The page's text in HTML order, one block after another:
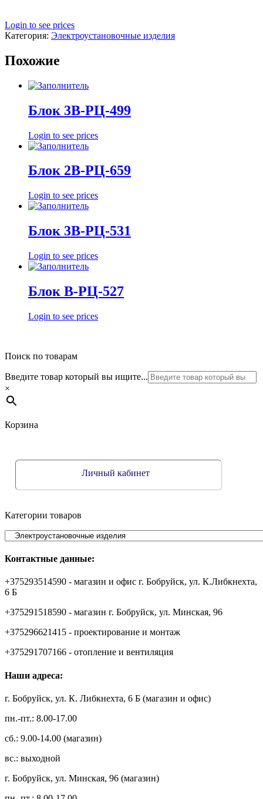
Login to see prices
Категория: Электроустановочные изделия
Похожие
Блок 3В-РЦ-499
Login to see prices
Блок 2В-РЦ-659
Login to see prices
Блок 3В-РЦ-531
Login to see prices
Блок В-РЦ-527
Login to see prices
Поиск по товарам
Введите товар который вы ищите...
×
Корзина
Личный кабинет
Категории товаров
Контактные данные:
+375293514590 - магазин и офис г. Бобруйск, ул. К.Либкнехта,
6 Б
+375291518590 - магазин г. Бобруйск, ул. Минская, 96
+375296621415 - проектирование и монтаж
+375291707166 - отопление и вентиляция
Наши адреса:
г. Бобруйск, ул. К. Либкнехта, 6 Б (магазин и офис)
пн.-пт.: 8.00-17.00
сб.: 9.00-14.00 (магазин)
вс.: выходной
г. Бобруйск, ул. Минская, 96 (магазин)